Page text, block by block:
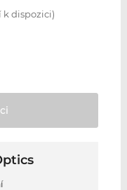
k dispozici)